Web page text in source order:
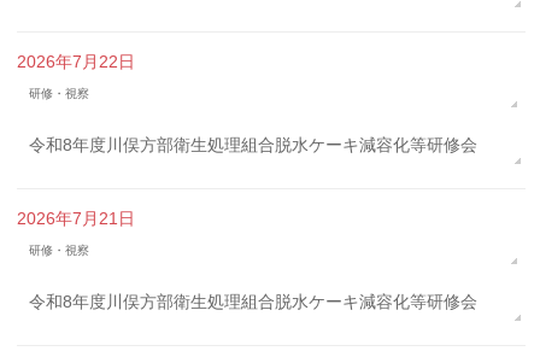
2026年7月22日
研修・視察
令和8年度川俣方部衛生処理組合脱水ケーキ減容化等研修会
2026年7月21日
研修・視察
令和8年度川俣方部衛生処理組合脱水ケーキ減容化等研修会